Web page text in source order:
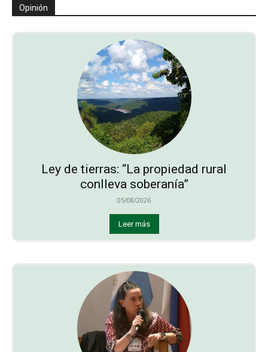
Opinión
Ley de tierras: “La propiedad rural
conlleva soberanía”
05/08/2026
Leer más